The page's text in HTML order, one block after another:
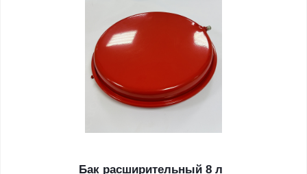
Бак расширительный 8 л